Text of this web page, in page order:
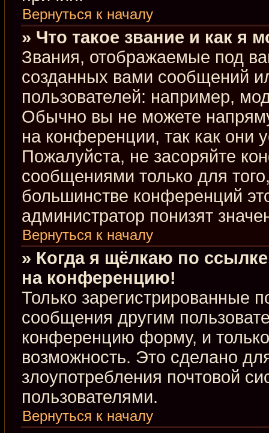
Вернуться к началу
» Что такое звание и как я
Звания, отображаемые под
созданных вами сообщений
пользователей: например,
Обычно вы не можете
на конференции, так как они
Пожалуйста, не засоряйте
сообщениями только для
большинстве конференций
администратор понизят
Вернуться к началу
» Когда я щёлкаю по
на конференцию!
Только зарегистрированные
сообщения другим
конференцию форму, и
возможность. Это сделано
злоупотребления почтовой
пользователями.
Вернуться к началу